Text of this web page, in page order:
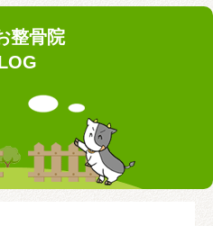
料金表
お知らせ
トレーニング指導
整骨院